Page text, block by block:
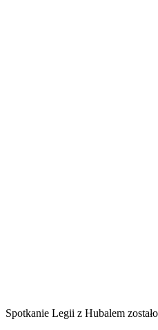
Spotkanie Legii z Hubalem